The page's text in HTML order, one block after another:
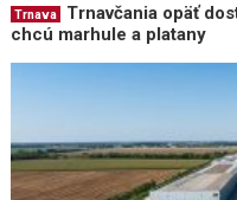
Trnava
Trnavčania opäť
chcú marhule a platany